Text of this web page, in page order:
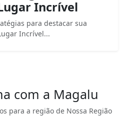
Incrível
para destacar sua
Incrível...
com a Magalu
para a região de Nossa Região